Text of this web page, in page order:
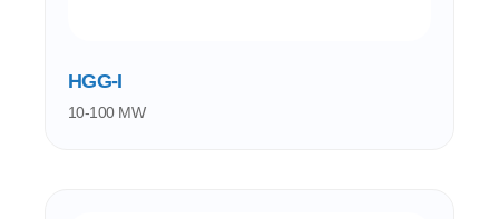
HGG-I
10-100 MW